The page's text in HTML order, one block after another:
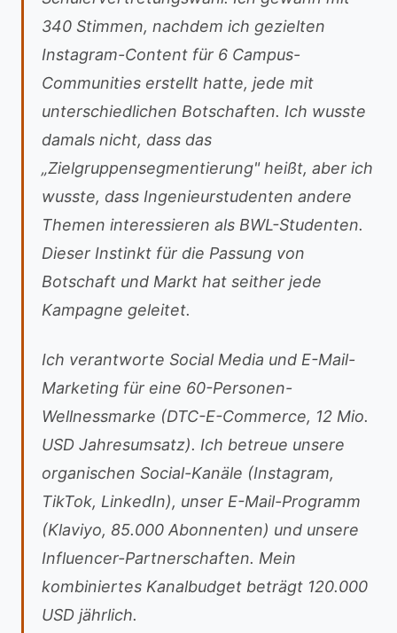
340 Stimmen, nachdem ich gezielten
Instagram-Content für 6 Campus-
Communities erstellt hatte, jede mit
unterschiedlichen Botschaften. Ich wusste
damals nicht, dass das
„Zielgruppensegmentierung" heißt, aber ich
wusste, dass Ingenieurstudenten andere
Themen interessieren als BWL-Studenten.
Dieser Instinkt für die Passung von
Botschaft und Markt hat seither jede
Kampagne geleitet.
Ich verantworte Social Media und E-Mail-
Marketing für eine 60-Personen-
Wellnessmarke (DTC-E-Commerce, 12 Mio.
USD Jahresumsatz). Ich betreue unsere
organischen Social-Kanäle (Instagram,
TikTok, LinkedIn), unser E-Mail-Programm
(Klaviyo, 85.000 Abonnenten) und unsere
Influencer-Partnerschaften. Mein
kombiniertes Kanalbudget beträgt 120.000
USD jährlich.